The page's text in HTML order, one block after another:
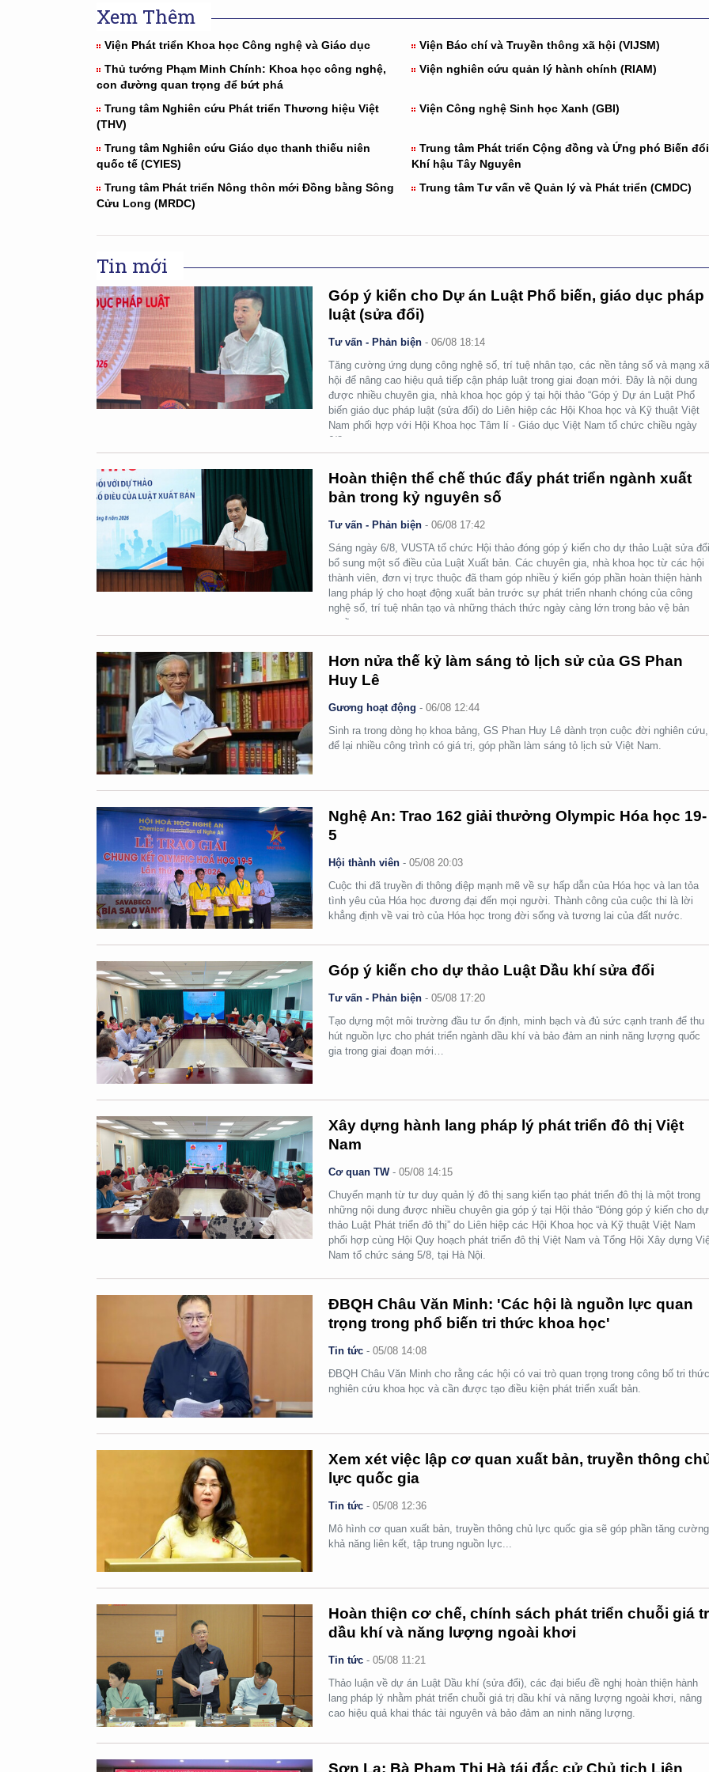
Xem Thêm
Viện Phát triển Khoa học Công nghệ và Giáo dục
Viện Báo chí và Truyền thông xã hội (VIJSM)
Thủ tướng Phạm Minh Chính: Khoa học công nghệ,
con đường quan trọng để bứt phá
Viện nghiên cứu quản lý hành chính (RIAM)
Trung tâm Nghiên cứu Phát triển Thương hiệu Việt
(THV)
Viện Công nghệ Sinh học Xanh (GBI)
Trung tâm Nghiên cứu Giáo dục thanh thiếu niên
quốc tế (CYIES)
Trung tâm Phát triển Cộng đồng và Ứng phó Biến đổi
Khí hậu Tây Nguyên
Trung tâm Phát triển Nông thôn mới Đồng bằng Sông
Cửu Long (MRDC)
Trung tâm Tư vấn về Quản lý và Phát triển (CMDC)
Tin mới
Góp ý kiến cho Dự án Luật Phổ biến, giáo dục pháp
luật (sửa đổi)
Tư vấn - Phản biện -06/08 18:14
Tăng cường ứng dụng công nghệ số, trí tuệ nhân tạo, các nền tảng số và mạng
hội để nâng cao hiệu quả tiếp cận pháp luật trong giai đoạn mới. Đây là nội dung
được nhiều chuyên gia, nhà khoa học góp ý tại hội thảo “Góp ý Dự án Luật Phổ
biến giáo dục pháp luật (sửa đổi) do Liên hiệp các Hội Khoa học và Kỹ thuật Việt
Nam phối hợp với Hội Khoa học Tâm lí - Giáo dục Việt Nam tổ chức chiều ngày
6/8.
Hoàn thiện thể chế thúc đẩy phát triển ngành xuất
bản trong kỷ nguyên số
Tư vấn - Phản biện -06/08 17:42
Sáng ngày 6/8, VUSTA tổ chức Hội thảo đóng góp ý kiến cho dự thảo Luật sửa
bổ sung một số điều của Luật Xuất bản. Các chuyên gia, nhà khoa học từ các hội
thành viên, đơn vị trực thuộc đã tham góp nhiều ý kiến góp phần hoàn thiện hành
lang pháp lý cho hoạt động xuất bản trước sự phát triển nhanh chóng của công
nghệ số, trí tuệ nhân tạo và những thách thức ngày càng lớn trong bảo vệ bản
quyền.
Hơn nửa thế kỷ làm sáng tỏ lịch sử của GS Phan
Huy Lê
Gương hoạt động -06/08 12:44
Sinh ra trong dòng họ khoa bảng, GS Phan Huy Lê dành trọn cuộc đời nghiên cứu,
để lại nhiều công trình có giá trị, góp phần làm sáng tỏ lịch sử Việt Nam.
Nghệ An: Trao 162 giải thưởng Olympic Hóa học 19-
5
Hội thành viên -05/08 20:03
Cuộc thi đã truyền đi thông điệp mạnh mẽ về sự hấp dẫn của Hóa học và lan tỏa
tình yêu của Hóa học đương đại đến mọi người. Thành công của cuộc thi là lời
khẳng định về vai trò của Hóa học trong đời sống và tương lai của đất nước.
Góp ý kiến cho dự thảo Luật Dầu khí sửa đổi
Tư vấn - Phản biện -05/08 17:20
Tạo dựng một môi trường đầu tư ổn định, minh bạch và đủ sức cạnh tranh để thu
hút nguồn lực cho phát triển ngành dầu khí và bảo đảm an ninh năng lượng quốc
gia trong giai đoạn mới…
Xây dựng hành lang pháp lý phát triển đô thị Việt
Nam
Cơ quan TW-05/08 14:15
Chuyển mạnh từ tư duy quản lý đô thị sang kiến tạo phát triển đô thị là một trong
những nội dung được nhiều chuyên gia góp ý tại Hội thảo “Đóng góp ý kiến cho dự
thảo Luật Phát triển đô thị” do Liên hiệp các Hội Khoa học và Kỹ thuật Việt Nam
phối hợp cùng Hội Quy hoạch phát triển đô thị Việt Nam và Tổng Hội Xây dựng
Nam tổ chức sáng 5/8, tại Hà Nội.
ĐBQH Châu Văn Minh: 'Các hội là nguồn lực quan
trọng trong phổ biến tri thức khoa học'
Tin tức -05/08 14:08
ĐBQH Châu Văn Minh cho rằng các hội có vai trò quan trọng trong công bố tri thức,
nghiên cứu khoa học và cần được tạo điều kiện phát triển xuất bản.
Xem xét việc lập cơ quan xuất bản, truyền thông
lực quốc gia
Tin tức -05/08 12:36
Mô hình cơ quan xuất bản, truyền thông chủ lực quốc gia sẽ góp phần tăng cường
khả năng liên kết, tập trung nguồn lực...
Hoàn thiện cơ chế, chính sách phát triển chuỗi giá
dầu khí và năng lượng ngoài khơi
Tin tức -05/08 11:21
Thảo luận về dự án Luật Dầu khí (sửa đổi), các đại biểu đề nghị hoàn thiện hành
lang pháp lý nhằm phát triển chuỗi giá trị dầu khí và năng lượng ngoài khơi, nâng
cao hiệu quả khai thác tài nguyên và bảo đảm an ninh năng lượng.
Sơn La: Bà Phạm Thị Hà tái đắc cử Chủ tịch Liên